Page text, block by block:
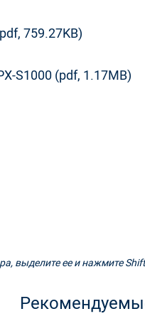
759.27KB)
S1000 (pdf, 1.17MB)
выделите ее и нажмите